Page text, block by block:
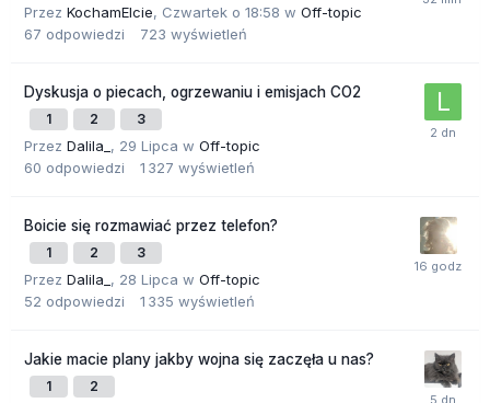
Przez KochamElcie, Czwartek o 18:58 w Off-topic
67 odpowiedzi 723 wyświetleń
Dyskusja o piecach, ogrzewaniu i emisjach CO2
1 2 3
Przez Dalila_ , 29 Lipca w Off-topic
60 odpowiedzi 1 327 wyświetleń
Boicie się rozmawiać przez telefon?
1 2 3
Przez Dalila_ , 28 Lipca w Off-topic
52 odpowiedzi 1 335 wyświetleń
Jakie macie plany jakby wojna się zaczęła u nas?
1 2